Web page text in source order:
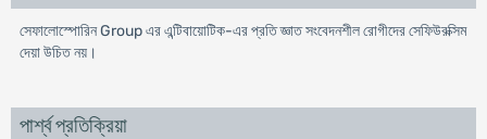
সেফালোস্পোরিন Group এর এন্টিবায়োটিক-এর প্রতি জ্ঞাত সংবেদনশীল রোগীদের সেফিউরক্সিম
দেয়া উচিত নয়।
পার্শ্ব প্রতিক্রিয়া